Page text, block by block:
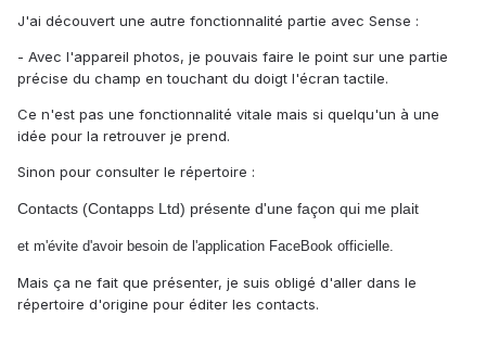
J'ai découvert une autre fonctionnalité partie avec Sense :
- Avec l'appareil photos, je pouvais faire le point sur une partie
précise du champ en touchant du doigt l'écran tactile.
Ce n'est pas une fonctionnalité vitale mais si quelqu'un à une
idée pour la retrouver je prend.
Sinon pour consulter le répertoire :
Contacts (Contapps Ltd) présente d'une façon qui me plait
et m'évite d'avoir besoin de l'application FaceBook officielle.
Mais ça ne fait que présenter, je suis obligé d'aller dans le
répertoire d'origine pour éditer les contacts.